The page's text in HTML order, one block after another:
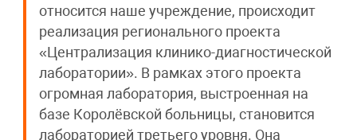
относится наше учреждение, происходит
реализация регионального проекта
«Централизация клинико-диагностической
лаборатории». В рамках этого проекта
огромная лаборатория, выстроенная на
базе Королёвской больницы, становится
лабораторией третьего уровня. Она